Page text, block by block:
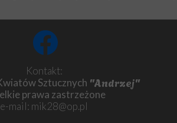
Kontakt:
Sztucznych "Andrzej"
prawa zastrzeżone
e-mail: mik28@op.pl